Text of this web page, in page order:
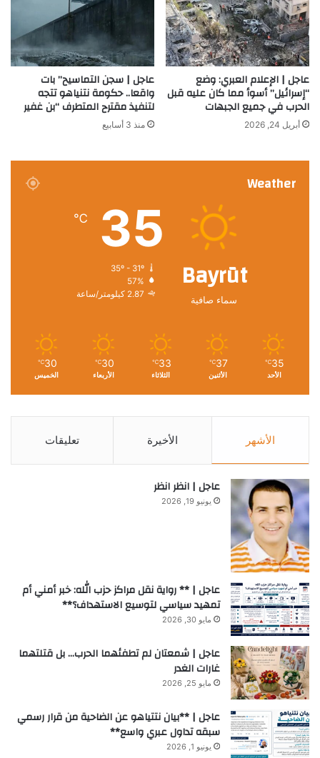
عاجل | الإعلام العبري: وضع
“إسرائيل” أسوأ مما كان عليه قبل
الحرب في جميع الجبهات
أبريل 24, 2026
عاجل | سجن التماسيح” بات
واقعا.. حكومة نتنياهو تتجه
لتنفيذ مقترح المتطرف “بن غفير
منذ 3 أسابيع
Weather
Bayrūt
سماء صافية
35
℃
35º - 31º
57%
2.87 كيلومتر/ساعة
35
℃
الأحد
37
℃
الأثنين
33
℃
الثلاثاء
30
℃
الأربعاء
30
℃
الخميس
الأشهر الأخيرة تعليقات
عاجل | انظر انظر
يونيو 19, 2026
عاجل | ** رواية نقل مراكز حزب الله: خبر أمني أم
تمهيد سياسي لتوسيع الاستهداف؟**
مايو 30, 2026
عاجل | شمعتان لم تطفئهما الحرب… بل قتلتهما
غارات الغدر
مايو 25, 2026
عاجل | **بيان نتتياهو عن الضاحية من قرار رسمي
سبقه تداول عبري واسع**
يونيو 1, 2026